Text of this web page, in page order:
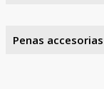
Penas accesorias